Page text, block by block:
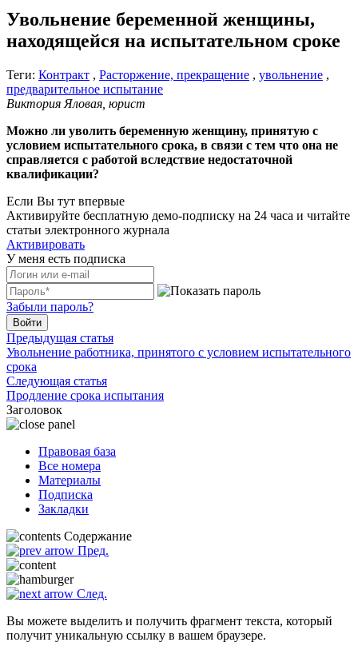
Увольнение беременной женщины,
находящейся на испытательном сроке
Теги: Контракт , Расторжение, прекращение , увольнение ,
предварительное испытание
Виктория Яловая, юрист
Можно ли уволить беременную женщину, принятую с
условием испытательного срока, в связи с тем что она не
справляется с работой вследствие недостаточной
квалификации?
Если Вы тут впервые
Активируйте бесплатную демо-подписку на 24 часа и читайте
статьи электронного журнала
Активировать
У меня есть подписка
Забыли пароль?
Войти
Предыдущая статья
Увольнение работника, принятого с условием испытательного
срока
Следующая статья
Продление срока испытания
Заголовок
Правовая база
Все номера
Материалы
Подписка
Закладки
Содержание
Пред.
След.
Вы можете выделить и получить фрагмент текста, который
получит уникальную ссылку в вашем браузере.